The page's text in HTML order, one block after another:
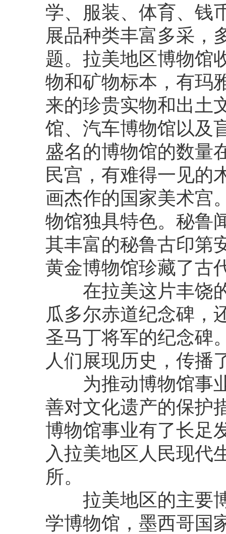
学、服装、体育、钱
展品种类丰富多采，
题。拉美地区博物馆
物和矿物标本，有玛
来的珍贵实物和出土
馆、汽车博物馆以及
盛名的博物馆的数量
民宫，有难得一见的
画杰作的国家美术宫
物馆独具特色。秘鲁
其丰富的秘鲁古印第
黄金博物馆珍藏了古
在拉美这片丰饶的
瓜多尔赤道纪念碑，
圣马丁将军的纪念碑
人们展现历史，传播
为推动博物馆事业
善对文化遗产的保护
博物馆事业有了长足
入拉美地区人民现代
所。
拉美地区的主要博
学博物馆，墨西哥国